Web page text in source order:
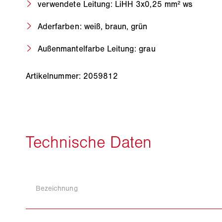
verwendete Leitung: LiHH 3x0,25 mm² ws
Aderfarben: weiß, braun, grün
Außenmantelfarbe Leitung: grau
Artikelnummer: 2059812
Bezeichnung